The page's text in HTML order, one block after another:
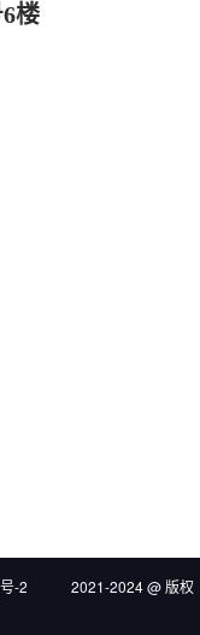
楼
号-2 2021-2024 @ 版权